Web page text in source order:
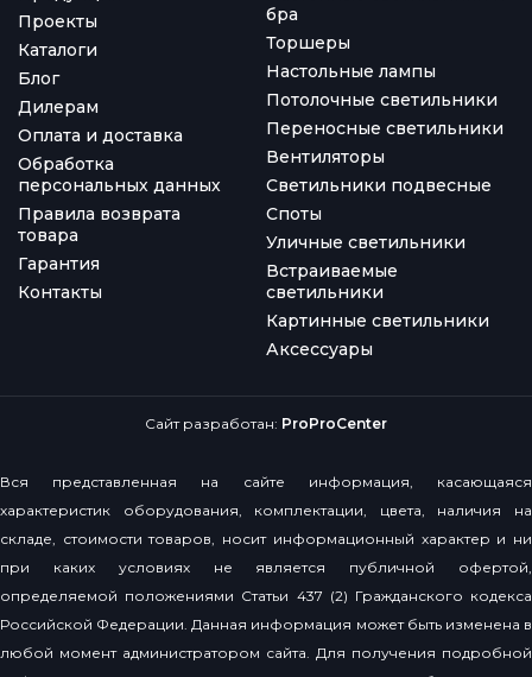
Проекты
Каталоги
Блог
Дилерам
Оплата и доставка
Обработка
персональных данных
Правила возврата
товара
Гарантия
Контакты
бра
Торшеры
Настольные лампы
Потолочные светильники
Переносные светильники
Вентиляторы
Светильники подвесные
Споты
Уличные светильники
Встраиваемые
светильники
Картинные светильники
Аксессуары
Сайт разработан: ProProCenter
Вся представленная на сайте информация, касающаяся
характеристик оборудования, комплектации, цвета, наличия на
складе, стоимости товаров, носит информационный характер и ни
при каких условиях не является публичной офертой,
определяемой положениями Статьи 437 (2) Гражданского кодекса
Российской Федерации. Данная информация может быть изменена в
любой момент администратором сайта. Для получения подробной